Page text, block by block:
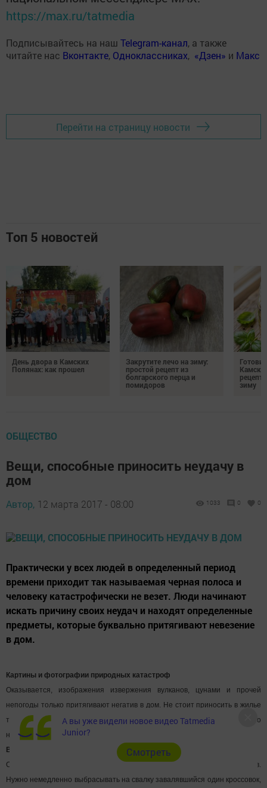
https://max.ru/tatmedia
Подписывайтесь на наш Telegram-канал, а также
читайте нас Вконтакте, Одноклассниках, «Дзен» и Макс
Перейти на страницу новости
Топ 5 новостей
День двора в Камских
Полянах: как прошел
Закрутите лечо на зиму:
простой рецепт из
болгарского перца и
помидоров
зиму
ОБЩЕСТВО
Вещи, способные приносить неудачу в
дом
Автор, 12 марта 2017 - 08:00 1033 0 0
Практически у всех людей в определенный период
времени приходит так называемая черная полоса и
человеку катастрофически не везет. Люди начинают
искать причину своих неудач и находят определенные
предметы, которые буквально притягивают невезение
в дом.
Картины и фотографии природных катастроф
Оказывается, изображения извержения вулканов, цунами и прочей
непогоды только притягивают негатив в дом. Не стоит приносить в жилье
также картины и фотографии дождя, снегопадов и прочего природного
ненастья.
Вещи без пары
Считается, что непарные вещи априори будут притягивать в дом негатив.
Нужно немедленно выбрасывать на свалку завалявшийся один кроссовок,
А вы уже видели новое видео Tatmedia
Junior?
Cмотреть